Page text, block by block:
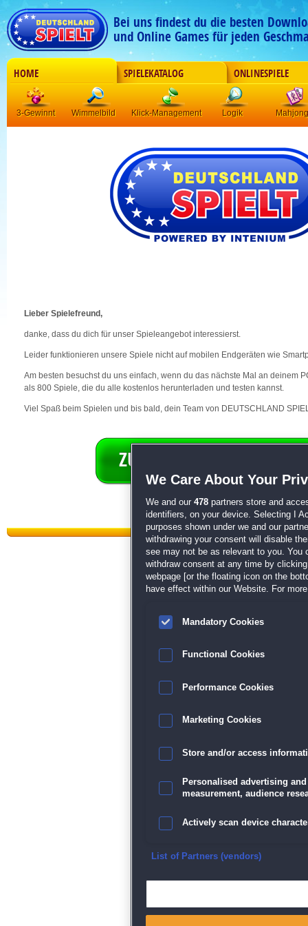
Bei uns findest du die besten
und Online Games für jeden
HOME SPIELEKATALOG ONLINESPIELE
3-Gewinnt Wimmelbild Klick-Management Logik Mahjong
Lieber Spielefreund,
danke, dass du dich für unser Spieleangebot interessierst.
Leider funktionieren unsere Spiele nicht auf mobilen Endgeräten wie
Am besten besuchst du uns einfach, wenn du das nächste Mal an deinem
als 800 Spiele, die du alle kostenlos herunterladen und testen kannst.
Viel Spaß beim Spielen und bis bald, dein Team von DEUTSCHLAND
Datenschutz| AGB|Impressum
We Care About Your
We and our 478 partners store and
identifiers, on your device. Selecting I
purposes shown under we and our
withdrawing your consent will disable
see may not be as relevant to you. You
withdraw consent at any time by
webpage [or the floating icon on the
have effect within our Website. For
Mandatory Cookies
Functional Cookies
Performance Cookies
Marketing Cookies
Store and/or access
Personalised advertising
measurement, audience
Actively scan device
Ensure security, prevent
List of Partners (vendors)